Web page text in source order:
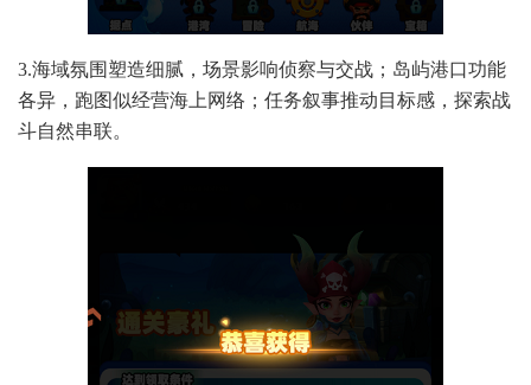
3.海域氛围塑造细腻，场景影响侦察与交战；岛屿港口功能
各异，跑图似经营海上网络；任务叙事推动目标感，探索战
斗自然串联。